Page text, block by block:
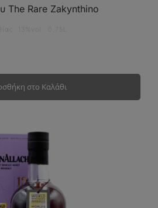
The Rare Zakynthino
13%vol 0,75L
στο Καλάθι